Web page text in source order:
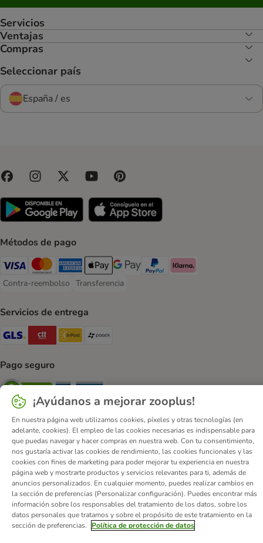
Servicios
Ventajas
Compras
Seleccionar país
España / es
Métodos de pago
Visa Payment Method
Mastercard Payment Method
American Express Payment Method
Apple Pay Payment Method
Google Pay Payment Method
PayPal Payment Method
Klarna Payment Method
Contra-reembolso
Contra-reembolso Payment Method
Transferencia
Transferencia Payment Method
Servicios de entrega
GLS Shipping Method
CTTExpress Shipping Method
InPost Shipping Method
Pago seguro
Security Security
Quiénes somos Empleo Corporate Website
Aviso Legal
Condiciones comerciales generales
DSA
Formulario de desistimiento
Contacto
Gastos de envío y plazo de entrega
Formas de pago
Programa de afiliación
Protección de datos
¡Ayúdanos a mejorar zooplus!
En nuestra página web utilizamos cookies, píxeles y otras tecnologías (en
adelante, cookies). El empleo de las cookies necesarias es indispensable para
que puedas navegar y hacer compras en nuestra web. Con tu consentimiento,
nos gustaría activar las cookies de rendimiento, las cookies funcionales y las
cookies con fines de marketing para poder mejorar tu experiencia en nuestra
página web y mostrarte productos y servicios relevantes para ti, además de
anuncios personalizados. En cualquier momento, puedes realizar cambios en
la sección de preferencias (Personalizar configuración). Puedes encontrar más
información sobre los responsables del tratamiento de los datos, sobre los
datos personales que tratamos y sobre el propósito de este tratamiento en la
sección de preferencias.
Política de protección de datos